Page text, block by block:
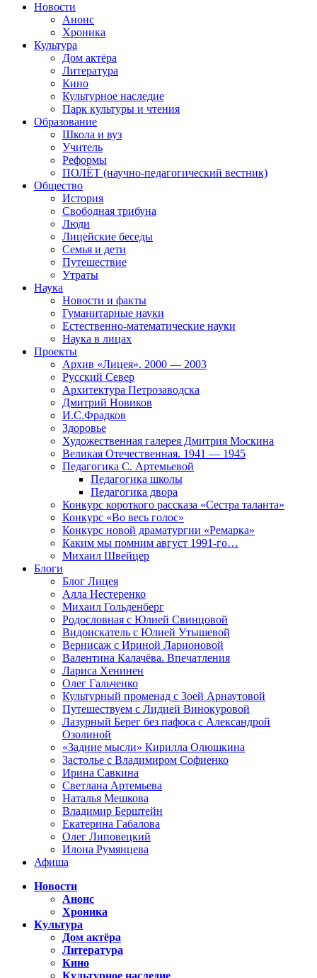
Новости
Анонс
Хроника
Культура
Дом актёра
Литература
Кино
Культурное наследие
Парк культуры и чтения
Образование
Школа и вуз
Учитель
Реформы
ПОЛЁТ (научно-педагогический вестник)
Общество
История
Свободная трибуна
Люди
Лицейские беседы
Семья и дети
Путешествие
Утраты
Наука
Новости и факты
Гуманитарные науки
Естественно-математические науки
Наука в лицах
Проекты
Архив «Лицея». 2000 — 2003
Русский Север
Архитектура Петрозаводска
Дмитрий Новиков
И.С.Фрадков
Здоровье
Художественная галерея Дмитрия Москина
Великая Отечественная. 1941 — 1945
Педагогика С. Артемьевой
Педагогика школы
Педагогика двора
Конкурс короткого рассказа «Сестра таланта»
Конкурс «Во весь голос»
Конкурс новой драматургии «Ремарка»
Каким мы помним август 1991-го…
Михаил Швейцер
Блоги
Блог Лицея
Алла Нестеренко
Михаил Гольденберг
Родословная с Юлией Свинцовой
Видоискатель с Юлией Утышевой
Вернисаж с Ириной Ларионовой
Валентина Калачёва. Впечатления
Лариса Хенинен
Олег Гальченко
Культурный променад с Зоей Арнаутовой
Путешествуем с Лидией Винокуровой
Лазурный Берег без пафоса с Александрой
Озолиной
«Задние мысли» Кирилла Олюшкина
Застолье с Владимиром Софиенко
Ирина Савкина
Светлана Артемьева
Наталья Мешкова
Владимир Берштейн
Екатерина Габалова
Олег Липовецкий
Илона Румянцева
Афиша
Новости
Анонс
Хроника
Культура
Дом актёра
Литература
Кино